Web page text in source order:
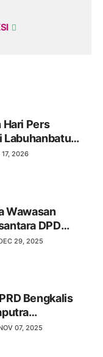
Pers
Labuhanbatu
Meriah, PWI
17, 2026
Wawasan
DPD
Sampaikan
29, 2025
Bengkalis
Serap Aspirasi
07, 2025